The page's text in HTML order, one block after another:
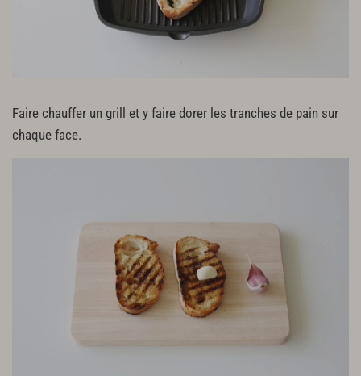
Faire chauffer un grill et y faire dorer les tranches de pain sur
chaque face.